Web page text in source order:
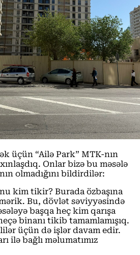
üçün “Ailə Park” MTK-nın
Onlar bizə bu məsələ
olmadığını bildirdilər:
kim tikir? Burada özbaşına
Bu, dövlət səviyyəsində
başqa heç kim qarışa
binanı tikib tamamlamışıq.
üçün də işlər davam edir.
ilə bağlı məlumatımız